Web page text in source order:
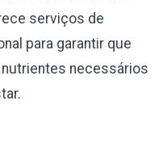
serviços de
para garantir que
necessários